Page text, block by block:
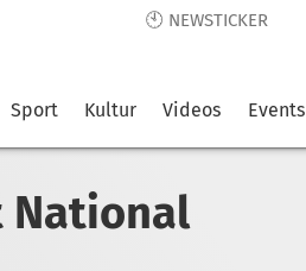
🕙 NEWSTICKER
Sport Kultur Videos Events
National